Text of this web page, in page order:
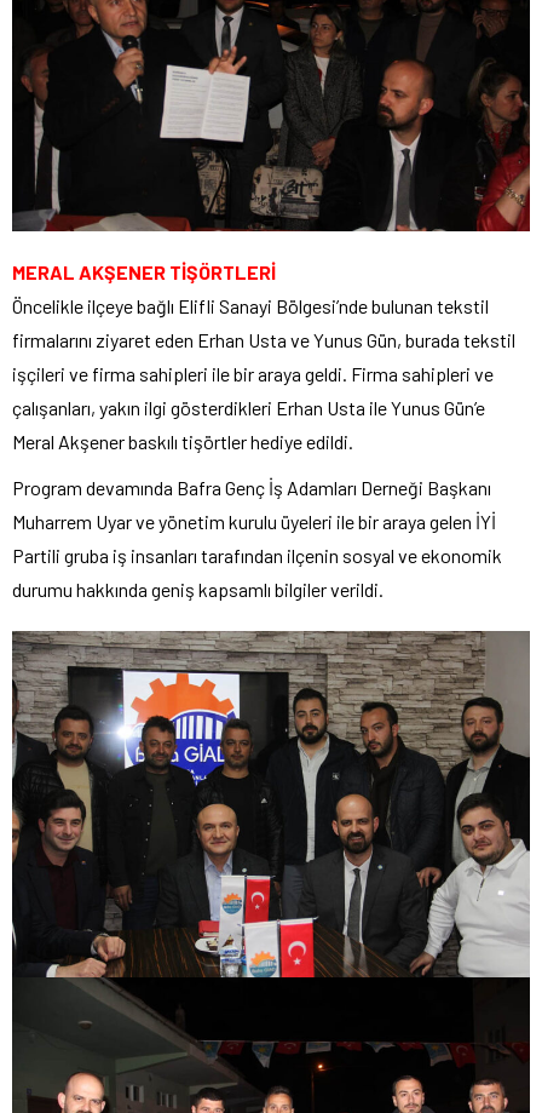
MERAL AKŞENER TİŞÖRTLERİ
Öncelikle ilçeye bağlı Elifli Sanayi Bölgesi’nde bulunan tekstil
firmalarını ziyaret eden Erhan Usta ve Yunus Gün, burada tekstil
işçileri ve firma sahipleri ile bir araya geldi. Firma sahipleri ve
çalışanları, yakın ilgi gösterdikleri Erhan Usta ile Yunus Gün’e
Meral Akşener baskılı tişörtler hediye edildi.
Program devamında Bafra Genç İş Adamları Derneği Başkanı
Muharrem Uyar ve yönetim kurulu üyeleri ile bir araya gelen İYİ
Partili gruba iş insanları tarafından ilçenin sosyal ve ekonomik
durumu hakkında geniş kapsamlı bilgiler verildi.